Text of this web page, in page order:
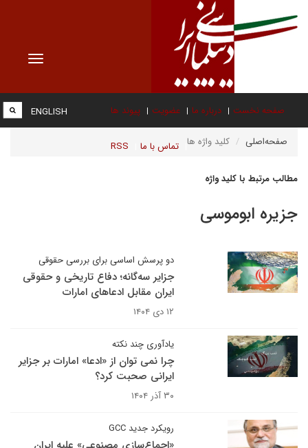
Toggle
صفحه نخست درباره ما عضویت پیوند ها
تماس با ما RSS
ENGLISH
صفحه‌اصلی کلید واژه ها
مطالب مرتبط با کلید واژه
جزیره ابوموسی
دو پرسش اساسی برای بررسی حقوقی
جزایر سه‌گانه؛ دفاع تاریخی و حقوقی
ایران مقابل ادعاهای امارات
۱۲ دی ۱۴۰۴
یادآوری چند نکته
چرا نمی توان از «ادعا» امارات بر جزایر
ایرانی صحبت کرد؟
۳۰ آذر ۱۴۰۴
رویکرد جدید GCC